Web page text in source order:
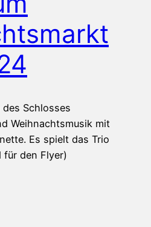
Schlosses
Weihnachtsmusik mit
Es spielt das Trio
für den Flyer)